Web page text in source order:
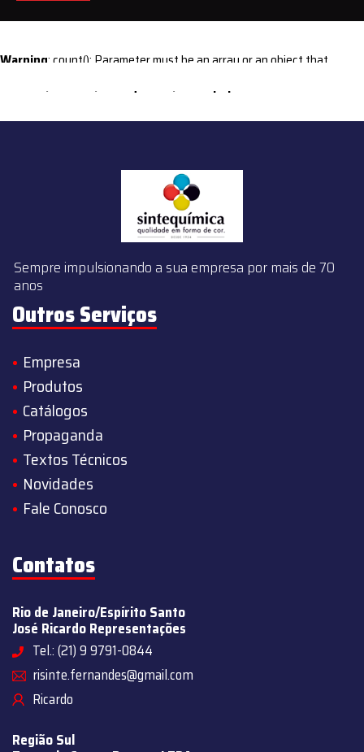
Warning: count(): Parameter must be an array or an object that
content/themes/sintequimica/index.php
Sempre impulsionando a sua empresa por mais de 70
anos
Outros Serviços
Empresa
Produtos
Catálogos
Propaganda
Textos Técnicos
Novidades
Fale Conosco
Contatos
Rio de Janeiro/Espírito Santo
José Ricardo Representações
Tel.: (21) 9 9791-0844
risinte.fernandes@gmail.com
Ricardo
Região Sul